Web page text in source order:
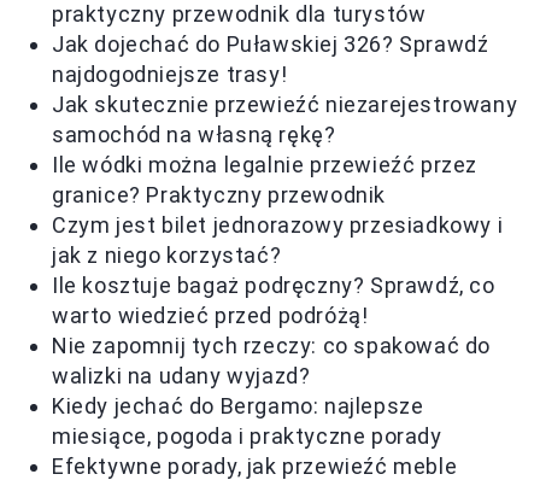
praktyczny przewodnik dla turystów
Jak dojechać do Puławskiej 326? Sprawdź
najdogodniejsze trasy!
Jak skutecznie przewieźć niezarejestrowany
samochód na własną rękę?
Ile wódki można legalnie przewieźć przez
granice? Praktyczny przewodnik
Czym jest bilet jednorazowy przesiadkowy i
jak z niego korzystać?
Ile kosztuje bagaż podręczny? Sprawdź, co
warto wiedzieć przed podróżą!
Nie zapomnij tych rzeczy: co spakować do
walizki na udany wyjazd?
Kiedy jechać do Bergamo: najlepsze
miesiące, pogoda i praktyczne porady
Efektywne porady, jak przewieźć meble